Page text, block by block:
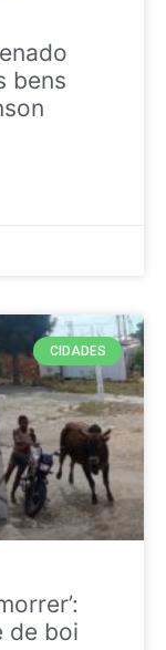
bens
CIDADES
de boi